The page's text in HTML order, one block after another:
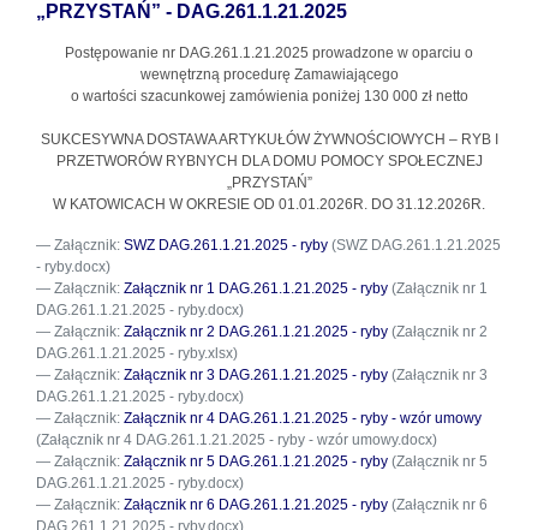
„PRZYSTAŃ” - DAG.261.1.21.2025
Postępowanie nr DAG.261.1.21.2025 prowadzone w oparciu o
wewnętrzną procedurę Zamawiającego
o wartości szacunkowej zamówienia poniżej 130 000 zł netto
SUKCESYWNA DOSTAWA ARTYKUŁÓW ŻYWNOŚCIOWYCH – RYB I
PRZETWORÓW RYBNYCH DLA DOMU POMOCY SPOŁECZNEJ
„PRZYSTAŃ”
W KATOWICACH W OKRESIE OD 01.01.2026R. DO 31.12.2026R.
Załącznik: SWZ DAG.261.1.21.2025 - ryby (SWZ DAG.261.1.21.2025
- ryby.docx)
Załącznik: Załącznik nr 1 DAG.261.1.21.2025 - ryby (Załącznik nr 1
DAG.261.1.21.2025 - ryby.docx)
Załącznik: Załącznik nr 2 DAG.261.1.21.2025 - ryby (Załącznik nr 2
DAG.261.1.21.2025 - ryby.xlsx)
Załącznik: Załącznik nr 3 DAG.261.1.21.2025 - ryby (Załącznik nr 3
DAG.261.1.21.2025 - ryby.docx)
Załącznik: Załącznik nr 4 DAG.261.1.21.2025 - ryby - wzór umowy
(Załącznik nr 4 DAG.261.1.21.2025 - ryby - wzór umowy.docx)
Załącznik: Załącznik nr 5 DAG.261.1.21.2025 - ryby (Załącznik nr 5
DAG.261.1.21.2025 - ryby.docx)
Załącznik: Załącznik nr 6 DAG.261.1.21.2025 - ryby (Załącznik nr 6
DAG.261.1.21.2025 - ryby.docx)